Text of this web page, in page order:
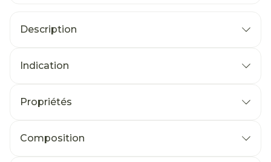
Description
Indication
Propriétés
Composition